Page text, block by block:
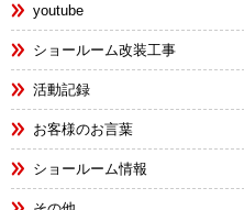
youtube
ショールーム改装工事
活動記録
お客様のお言葉
ショールーム情報